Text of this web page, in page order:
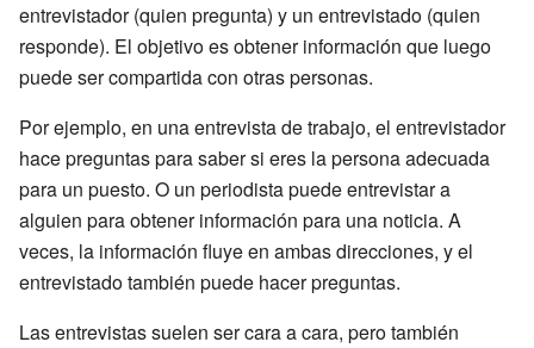
entrevistador (quien pregunta) y un entrevistado (quien
responde). El objetivo es obtener información que luego
puede ser compartida con otras personas.
Por ejemplo, en una entrevista de trabajo, el entrevistador
hace preguntas para saber si eres la persona adecuada
para un puesto. O un periodista puede entrevistar a
alguien para obtener información para una noticia. A
veces, la información fluye en ambas direcciones, y el
entrevistado también puede hacer preguntas.
Las entrevistas suelen ser cara a cara, pero también